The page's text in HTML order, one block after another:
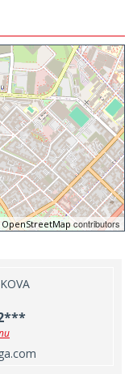
OpenStreetMapcontributors